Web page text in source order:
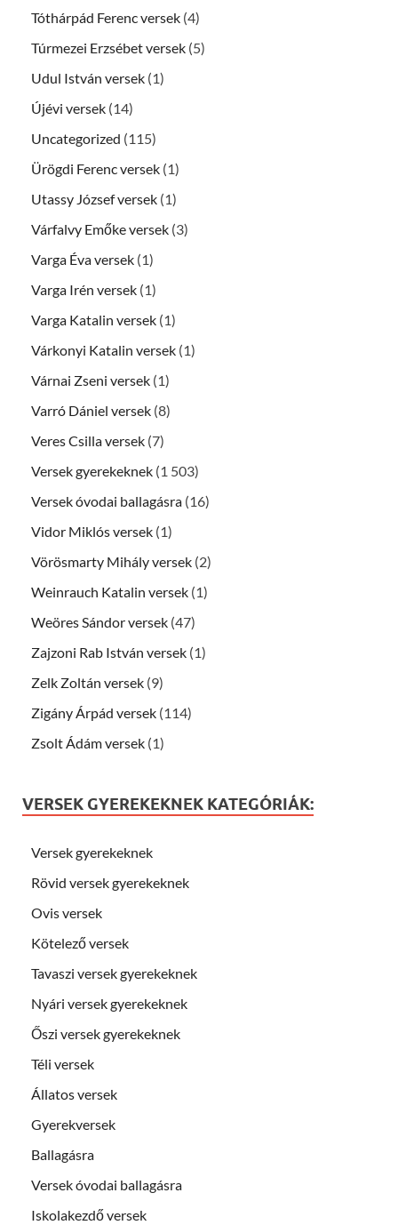
Tóthárpád Ferenc versek (4)
Túrmezei Erzsébet versek (5)
Udul István versek (1)
Újévi versek (14)
Uncategorized (115)
Ürögdi Ferenc versek (1)
Utassy József versek (1)
Várfalvy Emőke versek (3)
Varga Éva versek (1)
Varga Irén versek (1)
Varga Katalin versek (1)
Várkonyi Katalin versek (1)
Várnai Zseni versek (1)
Varró Dániel versek (8)
Veres Csilla versek (7)
Versek gyerekeknek (1 503)
Versek óvodai ballagásra (16)
Vidor Miklós versek (1)
Vörösmarty Mihály versek (2)
Weinrauch Katalin versek (1)
Weöres Sándor versek (47)
Zajzoni Rab István versek (1)
Zelk Zoltán versek (9)
Zigány Árpád versek (114)
Zsolt Ádám versek (1)
VERSEK GYEREKEKNEK KATEGÓRIÁK:
Versek gyerekeknek
Rövid versek gyerekeknek
Ovis versek
Kötelező versek
Tavaszi versek gyerekeknek
Nyári versek gyerekeknek
Őszi versek gyerekeknek
Téli versek
Állatos versek
Gyerekversek
Ballagásra
Versek óvodai ballagásra
Iskolakezdő versek